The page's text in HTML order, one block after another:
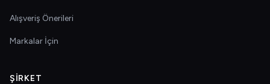
Alışveriş Önerileri
Markalar İçin
ŞIRKET